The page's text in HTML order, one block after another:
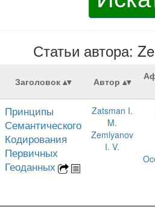
Статьи автора:
Заголовок Автор
Принципы
Семантического
Кодирования
Первичных
Геоданных
Zatsman I.
M.
Zemlyanov
I. V.